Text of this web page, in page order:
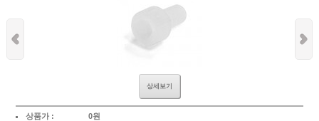
상세보기
상품가 :
0원